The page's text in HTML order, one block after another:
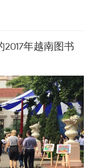
年越南图书